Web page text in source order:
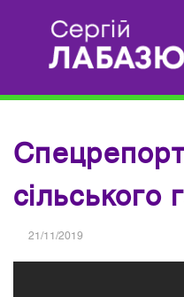
сільського
21/11/2019